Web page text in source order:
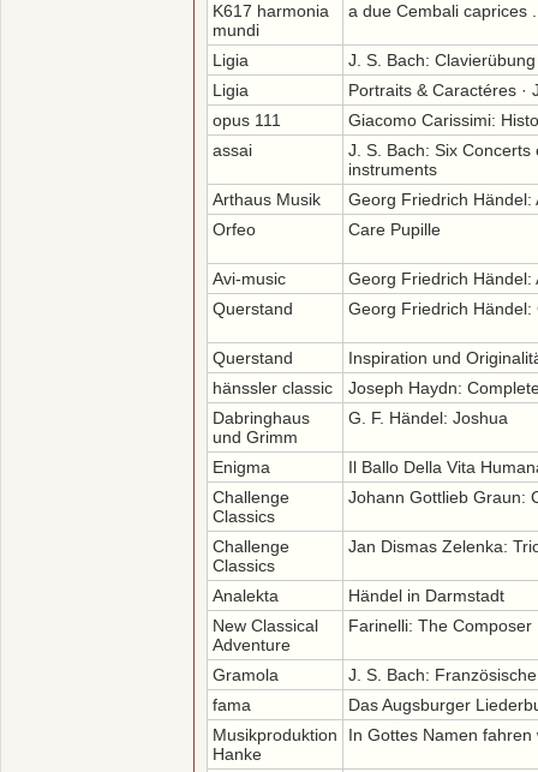
K617 harmonia
mundi
a due Cembali caprices
Ligia
J. S. Bach:
Ligia
Portraits & Caractéres ·
opus 111
Giacomo Carissimi:
assai
J. S. Bach: Six
instruments
Arthaus Musik
Georg Friedrich Händel:
Orfeo
Care Pupille
Avi-music
Georg Friedrich Händel:
Querstand
Georg Friedrich
Querstand
Inspiration und
hänssler classic
Joseph Haydn:
Dabringhaus
und Grimm
G. F. Händel: Joshua
Enigma
Il Ballo Della Vita
Challenge
Classics
Johann Gottlieb Graun:
Challenge
Classics
Jan Dismas Zelenka:
Analekta
Händel in Darmstadt
New Classical
Adventure
Farinelli: The Composer
Gramola
J. S. Bach:
fama
Das Augsburger
Musikproduktion
Hanke
In Gottes Namen fahren